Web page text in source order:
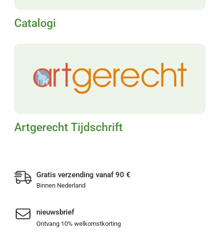
Catalogi
Artgerecht Tijdschrift
Gratis verzending vanaf 90 €
Binnen Nederland
nieuwsbrief
Ontvang 10% welkomstkorting